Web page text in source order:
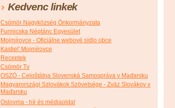
Kedvenc linkek
Csömör Nagyközség Önkormányzata
Furmicska Néptánc Egyesület
Mojmírovce - Oficiálne webové sídlo obce
Kastiel' Mojmírovce
Receptek
Csömör Tv
OSZÖ - Celoštátna Slovenská Samospráva v Maďarsku
Magyarországi Szlovákok Szövetsége - Zväz Slovákov v
Maďarsku
Oslovma - hír és médiaoldal